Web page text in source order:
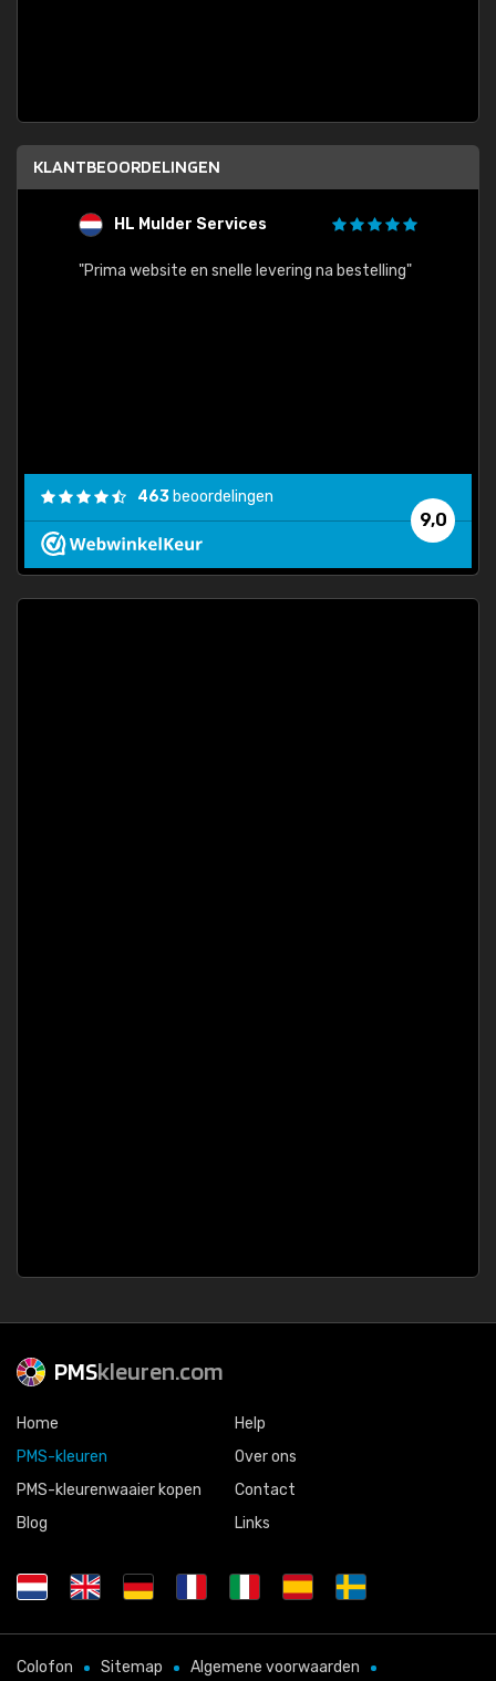
KLANTBEOORDELINGEN
HL Mulder Services
"Prima website en snelle levering na bestelling"
9,0
463 beoordelingen
PMSkleuren.com
Home
PMS-kleuren
PMS-kleurenwaaier kopen
Blog
Help
Over ons
Contact
Links
Colofon Sitemap Algemene voorwaarden